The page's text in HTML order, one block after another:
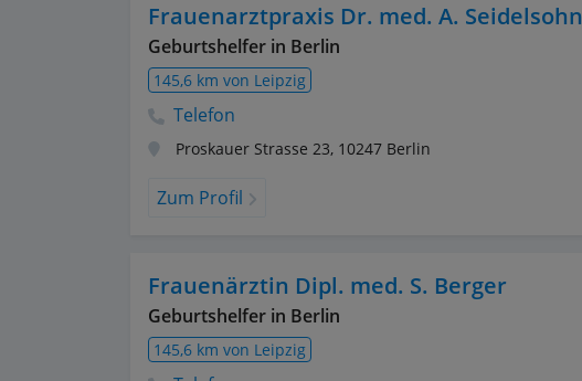
Frauenarztpraxis Dr. med. A. Seidelsohn
Geburtshelfer in Berlin
145,6 km von Leipzig
Telefon
Proskauer Strasse 23, 10247 Berlin
Zum Profil
Frauenärztin Dipl. med. S. Berger
Geburtshelfer in Berlin
145,6 km von Leipzig